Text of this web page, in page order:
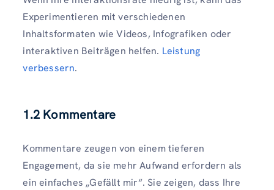
Experimentieren mit verschiedenen
Inhaltsformaten wie Videos, Infografiken oder
interaktiven Beiträgen helfen. Leistung
verbessern.
1.2 Kommentare
Kommentare zeugen von einem tieferen
Engagement, da sie mehr Aufwand erfordern als
ein einfaches „Gefällt mir“. Sie zeigen, dass Ihre